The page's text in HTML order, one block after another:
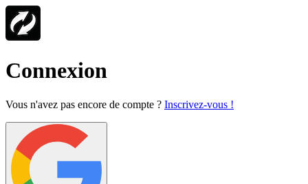
Connexion
Vous n'avez pas encore de compte ? Inscrivez-vous !